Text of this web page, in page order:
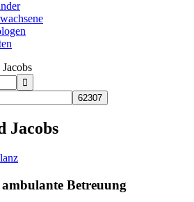
Jacobs
Betreuung